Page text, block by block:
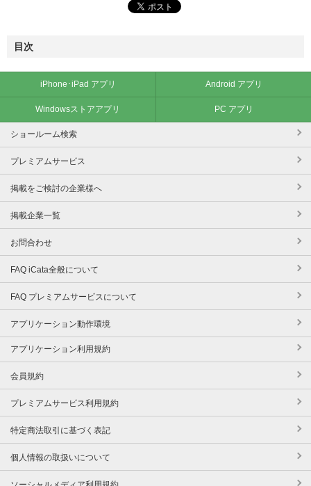
目次
iPhone･iPad アプリ Android アプリ
Windowsストアアプリ PC アプリ
ショールーム検索
プレミアムサービス
掲載をご検討の企業様へ
掲載企業一覧
お問合わせ
FAQ iCata全般について
FAQ プレミアムサービスについて
アプリケーション動作環境
アプリケーション利用規約
会員規約
プレミアムサービス利用規約
特定商法取引に基づく表記
個人情報の取扱いについて